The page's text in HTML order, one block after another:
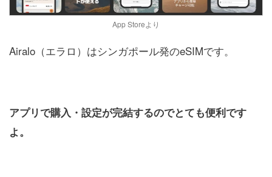
App Storeより
Airalo（エラロ）はシンガポール発のeSIMです。
アプリで購入・設定が完結するのでとても便利です
よ。